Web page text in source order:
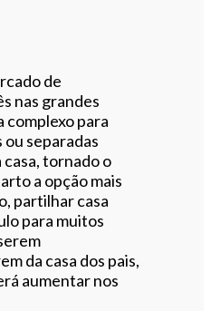
de
nas grandes
complexo para
separadas
tornado o
a opção mais
partilhar casa
para muitos
da casa dos pais,
aumentar nos